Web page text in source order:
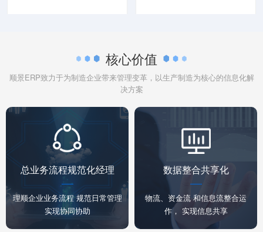
核心价值
顺景ERP致力于为制造企业带来管理变革，以生产制造为核心的信息化解
决方案
总业务流程规范化经理
理顺企业业务流程 规范日常管理
实现协同协助
数据整合共享化
物流、资金流 和信息流整合运
作， 实现信息共享